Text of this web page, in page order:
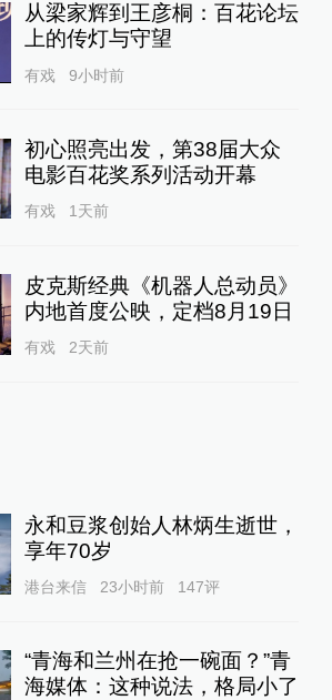
从梁家辉到王彦桐：百花论坛
上的传灯与守望
有戏 9小时前
初心照亮出发，第38届大众
电影百花奖系列活动开幕
有戏 1天前
皮克斯经典《机器人总动员》
内地首度公映，定档8月19日
有戏 2天前
永和豆浆创始人林炳生逝世，
享年70岁
港台来信 23小时前 147评
“青海和兰州在抢一碗面？”青
海媒体：这种说法，格局小了